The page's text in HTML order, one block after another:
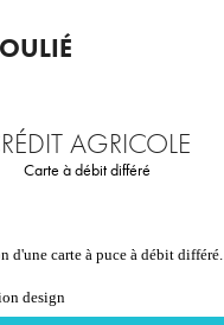
AGRICOLE
Carte à débit différé
d'une carte à puce à débit différé.
design